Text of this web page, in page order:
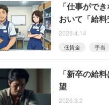
「仕事がで
おいて「給
2026.4.14
低賃金 手当
「新卒の給
望
2026.3.2